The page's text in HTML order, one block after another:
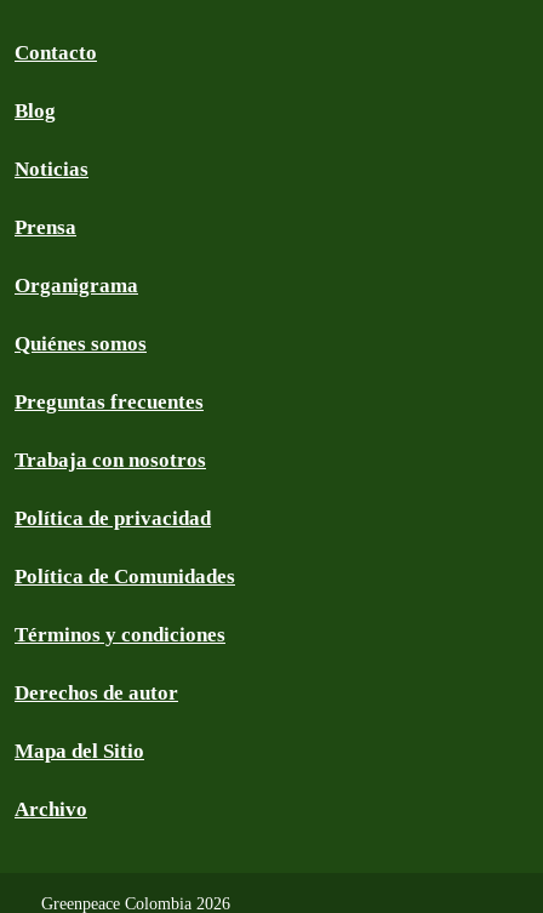
Contacto
Blog
Noticias
Prensa
Organigrama
Quiénes somos
Preguntas frecuentes
Trabaja con nosotros
Política de privacidad
Política de Comunidades
Términos y condiciones
Derechos de autor
Mapa del Sitio
Archivo
Greenpeace Colombia 2026